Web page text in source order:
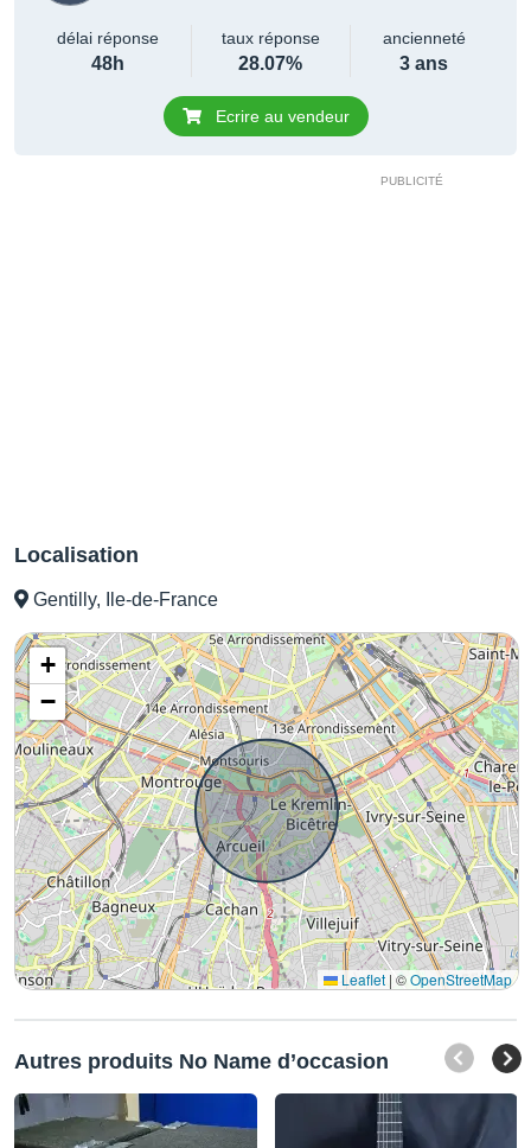
Localisation
Gentilly, Ile-de-France
+
−
Leaflet | ©OpenStreetMap
délai réponse
48h
taux réponse
28.07%
ancienneté
3 ans
Ecrire au vendeur
Autres produits No Name d’occasion